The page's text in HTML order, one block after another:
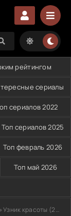
рейтингом
сериалы
сериалов 2022
Топ сериалов 2025
Топ февраль 2026
Топ май 2026
» Узник красоты (2025)